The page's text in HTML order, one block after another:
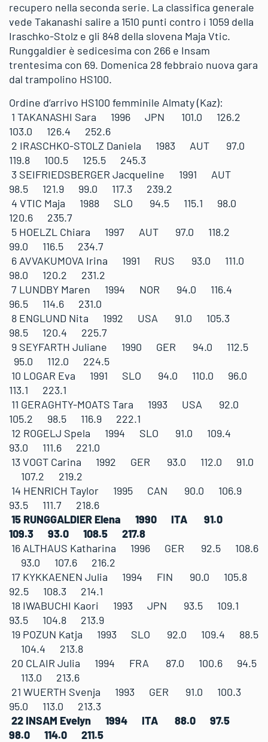
recupero nella seconda serie. La classifica generale
vede Takanashi salire a 1510 punti contro i 1059 della
Iraschko-Stolz e gli 848 della slovena Maja Vtic.
Runggaldier è sedicesima con 266 e Insam
trentesima con 69. Domenica 28 febbraio nuova gara
dal trampolino HS100.
Ordine d’arrivo HS100 femminile Almaty (Kaz):
1 TAKANASHI Sara 1996 JPN 101.0 126.2
103.0 126.4 252.6
2 IRASCHKO-STOLZ Daniela 1983 AUT 97.0
119.8 100.5 125.5 245.3
3 SEIFRIEDSBERGER Jacqueline 1991 AUT
98.5 121.9 99.0 117.3 239.2
4 VTIC Maja 1988 SLO 94.5 115.1 98.0
120.6 235.7
5 HOELZL Chiara 1997 AUT 97.0 118.2
99.0 116.5 234.7
6 AVVAKUMOVA Irina 1991 RUS 93.0 111.0
98.0 120.2 231.2
7 LUNDBY Maren 1994 NOR 94.0 116.4
96.5 114.6 231.0
8 ENGLUND Nita 1992 USA 91.0 105.3
98.5 120.4 225.7
9 SEYFARTH Juliane 1990 GER 94.0 112.5
95.0 112.0 224.5
10 LOGAR Eva 1991 SLO 94.0 110.0 96.0
113.1 223.1
11 GERAGHTY-MOATS Tara 1993 USA 92.0
105.2 98.5 116.9 222.1
12 ROGELJ Spela 1994 SLO 91.0 109.4
93.0 111.6 221.0
13 VOGT Carina 1992 GER 93.0 112.0 91.0
107.2 219.2
14 HENRICH Taylor 1995 CAN 90.0 106.9
93.5 111.7 218.6
15 RUNGGALDIER Elena 1990 ITA 91.0
109.3 93.0 108.5 217.8
16 ALTHAUS Katharina 1996 GER 92.5 108.6
93.0 107.6 216.2
17 KYKKAENEN Julia 1994 FIN 90.0 105.8
92.5 108.3 214.1
18 IWABUCHI Kaori 1993 JPN 93.5 109.1
93.5 104.8 213.9
19 POZUN Katja 1993 SLO 92.0 109.4 88.5
104.4 213.8
20 CLAIR Julia 1994 FRA 87.0 100.6 94.5
113.0 213.6
21 WUERTH Svenja 1993 GER 91.0 100.3
95.0 113.0 213.3
22 INSAM Evelyn 1994 ITA 88.0 97.5
98.0 114.0 211.5